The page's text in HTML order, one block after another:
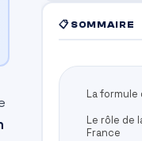
📋 SOMMAIRE
La
Le rôle de
France